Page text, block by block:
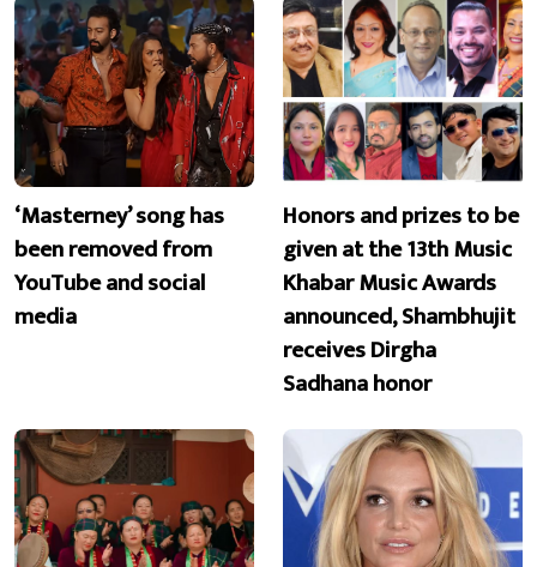
‘Masterney’ song has
been removed from
YouTube and social
media
Honors and prizes to be
given at the 13th Music
Khabar Music Awards
announced, Shambhujit
receives Dirgha
Sadhana honor